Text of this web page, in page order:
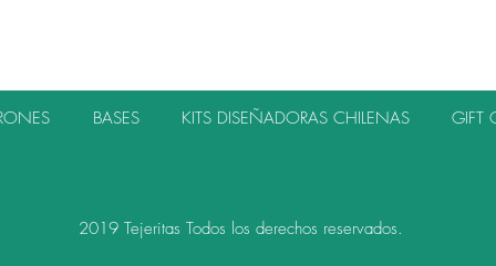
BASES KITS DISEÑADORAS CHILENAS GIFT
2019 Tejeritas Todos los derechos reservados.